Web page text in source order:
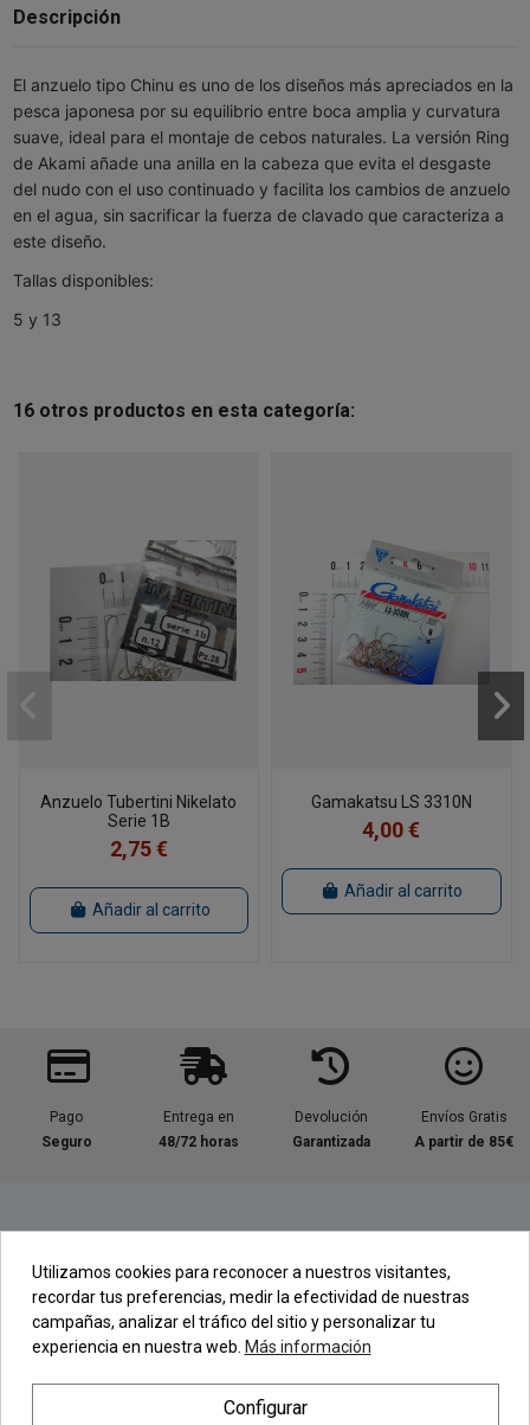
Descripción
El anzuelo tipo Chinu es uno de los diseños más apreciados en la
pesca japonesa por su equilibrio entre boca amplia y curvatura
suave, ideal para el montaje de cebos naturales. La versión Ring
de Akami añade una anilla en la cabeza que evita el desgaste
del nudo con el uso continuado y facilita los cambios de anzuelo
en el agua, sin sacrificar la fuerza de clavado que caracteriza a
este diseño.
Tallas disponibles:
5 y 13
16 otros productos en esta categoría:
Anzuelo Tubertini Nikelato
Serie 1B
2,75 €
Añadir al carrito
Gamakatsu LS 3310N
4,00 €
Añadir al carrito
Pago
Seguro
Entrega en
48/72 horas
Devolución
Garantizada
Envíos Gratis
A partir de 85€
Contacta con nosotros
Regístrate en nuestra Newsletter
Utilizamos cookies para reconocer a nuestros visitantes,
recordar tus preferencias, medir la efectividad de nuestras
campañas, analizar el tráfico del sitio y personalizar tu
experiencia en nuestra web. Más información
Configurar